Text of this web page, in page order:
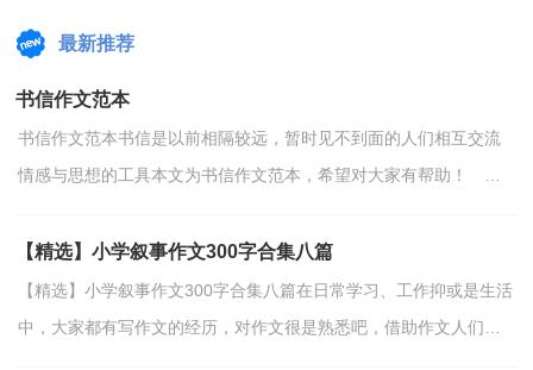
最新推荐
书信作文范本
书信作文范本书信是以前相隔较远，暂时见不到面的人们相互交流
情感与思想的工具本文为书信作文范本，希望对大家有帮助！
【精选】小学叙事作文300字合集八篇
【精选】小学叙事作文300字合集八篇在日常学习、工作抑或是生活
中，大家都有写作文的经历，对作文很是熟悉吧，借助作文人们可